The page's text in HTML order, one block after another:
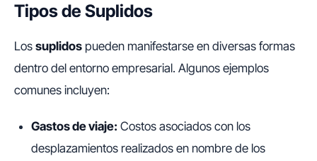
Tipos de Suplidos
Los suplidos pueden manifestarse en diversas formas
dentro del entorno empresarial. Algunos ejemplos
comunes incluyen:
Gastos de viaje: Costos asociados con los
desplazamientos realizados en nombre de los